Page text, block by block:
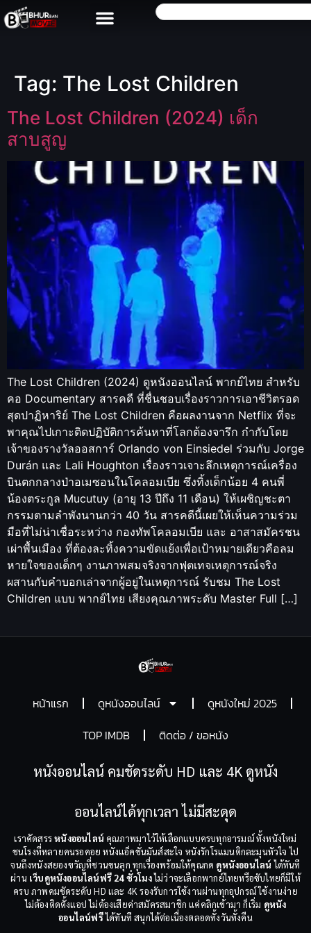
Tag: The Lost Children
The Lost Children (2024) เด็ก
สาบสูญ
The Lost Children (2024) ดูหนังออนไลน์ พากย์ไทย สำหรับ
คอ Documentary สารคดี ที่ชื่นชอบเรื่องราวการเอาชีวิตรอด
สุดปาฏิหาริย์ The Lost Children คือผลงานจาก Netflix ที่จะ
พาคุณไปเกาะติดปฏิบัติการค้นหาที่โลกต้องจารึก กำกับโดย
เจ้าของรางวัลออสการ์ Orlando von Einsiedel ร่วมกับ Jorge
Durán และ Lali Houghton เรื่องราวเจาะลึกเหตุการณ์เครื่อง
บินตกกลางป่าอเมซอนในโคลอมเบีย ซึ่งทิ้งเด็กน้อย 4 คนพี่
น้องตระกูล Mucutuy (อายุ 13 ปีถึง 11 เดือน) ให้เผชิญชะตา
กรรมตามลำพังนานกว่า 40 วัน สารคดีนี้เผยให้เห็นความร่วม
มือที่ไม่น่าเชื่อระหว่าง กองทัพโคลอมเบีย และ อาสาสมัครชน
เผ่าพื้นเมือง ที่ต้องละทิ้งความขัดแย้งเพื่อเป้าหมายเดียวคือลม
หายใจของเด็กๆ งานภาพสมจริงจากฟุตเทจเหตุการณ์จริง
ผสานกับคำบอกเล่าจากผู้อยู่ในเหตุการณ์ รับชม The Lost
Children แบบ พากย์ไทย เสียงคุณภาพระดับ Master Full […]
หน้าแรก ดูหนังออนไลน์
ดูหนังใหม่ 2025
TOP IMDB
ติดต่อ / ขอหนัง
หนังออนไลน์ คมชัดระดับ HD และ 4K ดูหนัง
ออนไลน์ได้ทุกเวลา ไม่มีสะดุด
เราคัดสรรหนังออนไลน์ คุณภาพมาไว้ให้เลือกแบบครบทุกอารมณ์ ทั้งหนังใหม่
ชนโรงที่หลายคนรอคอย หนังแอ็คชั่นมันส์สะใจ หนังรักโรแมนติกละมุนหัวใจ ไป
จนถึงหนังสยองขวัญที่ชวนขนลุก ทุกเรื่องพร้อมให้คุณกด ดูหนังออนไลน์ ได้ทันที
ผ่าน เว็บดูหนังออนไลน์ฟรี 24 ชั่วโมงไม่ว่าจะเลือกพากย์ไทยหรือซับไทยก็มีให้
ครบ ภาพคมชัดระดับ HD และ 4K รองรับการใช้งานผ่านทุกอุปกรณ์ ใช้งานง่าย
ไม่ต้องติดตั้งแอป ไม่ต้องเสียค่าสมัครสมาชิก แค่คลิกเข้ามา ก็เริ่ม ดูหนัง
ออนไลน์ฟรีได้ทันที สนุกได้ต่อเนื่องตลอดทั้งวันทั้งคืน